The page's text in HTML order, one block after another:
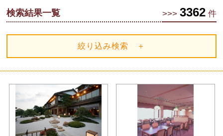
>>> 3362 件
検索結果一覧
絞り込み検索 ＋